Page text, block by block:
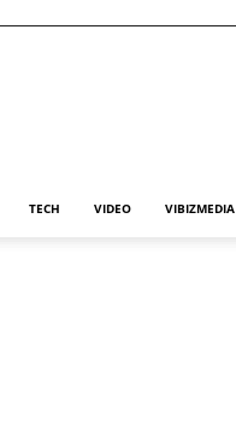
TECH VIDEO VIBIZMEDIA